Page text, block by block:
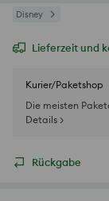
Disney
Lieferzeit und
Kurier/Paketshop
Die meisten
Details >
Rückgabe